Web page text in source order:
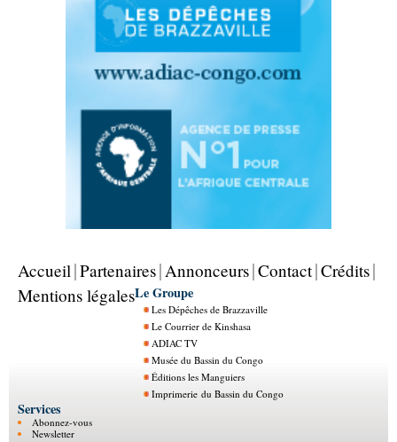
Accueil Partenaires Annonceurs Contact Crédits
Mentions légalesLe Groupe
Les Dépêches de Brazzaville
Le Courrier de Kinshasa
ADIAC TV
Musée du Bassin du Congo
Éditions les Manguiers
Imprimerie du Bassin du Congo
Services
Abonnez-vous
Newsletter